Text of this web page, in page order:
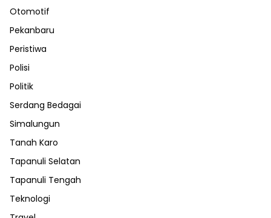
Otomotif
Pekanbaru
Peristiwa
Polisi
Politik
Serdang Bedagai
Simalungun
Tanah Karo
Tapanuli Selatan
Tapanuli Tengah
Teknologi